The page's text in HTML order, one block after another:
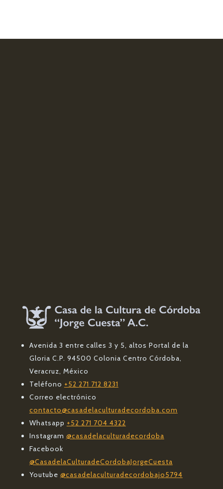
Avenida 3 entre calles 3 y 5, altos Portal de la
Gloria C.P. 94500 Colonia Centro Córdoba,
Veracruz, México
Teléfono +52 271 712 8231
Correo electrónico
contacto@casadelaculturadecordoba.com
Whatsapp +52 271 704 4322
Instagram @casadelaculturadecordoba
Facebook
@CasadelaCulturadeCordobaJorgeCuesta
Youtube @casadelaculturadecordobajo5794